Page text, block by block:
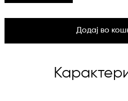
Додај во